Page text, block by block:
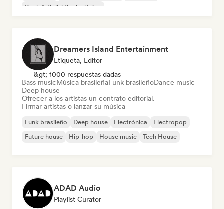
Rock & Roll / Rock clásico
Dreamers Island Entertainment
Etiqueta, Editor
&gt; 1000 respuestas dadas
Bass musicMúsica brasileñaFunk brasileñoDance music
Deep house
Ofrecer a los artistas un contrato editorial.
Firmar artistas o lanzar su música
Funk brasileño Deep house Electrónica
Electropop
Future house
Hip-hop House music Tech House
ADAD Audio
Playlist Curator